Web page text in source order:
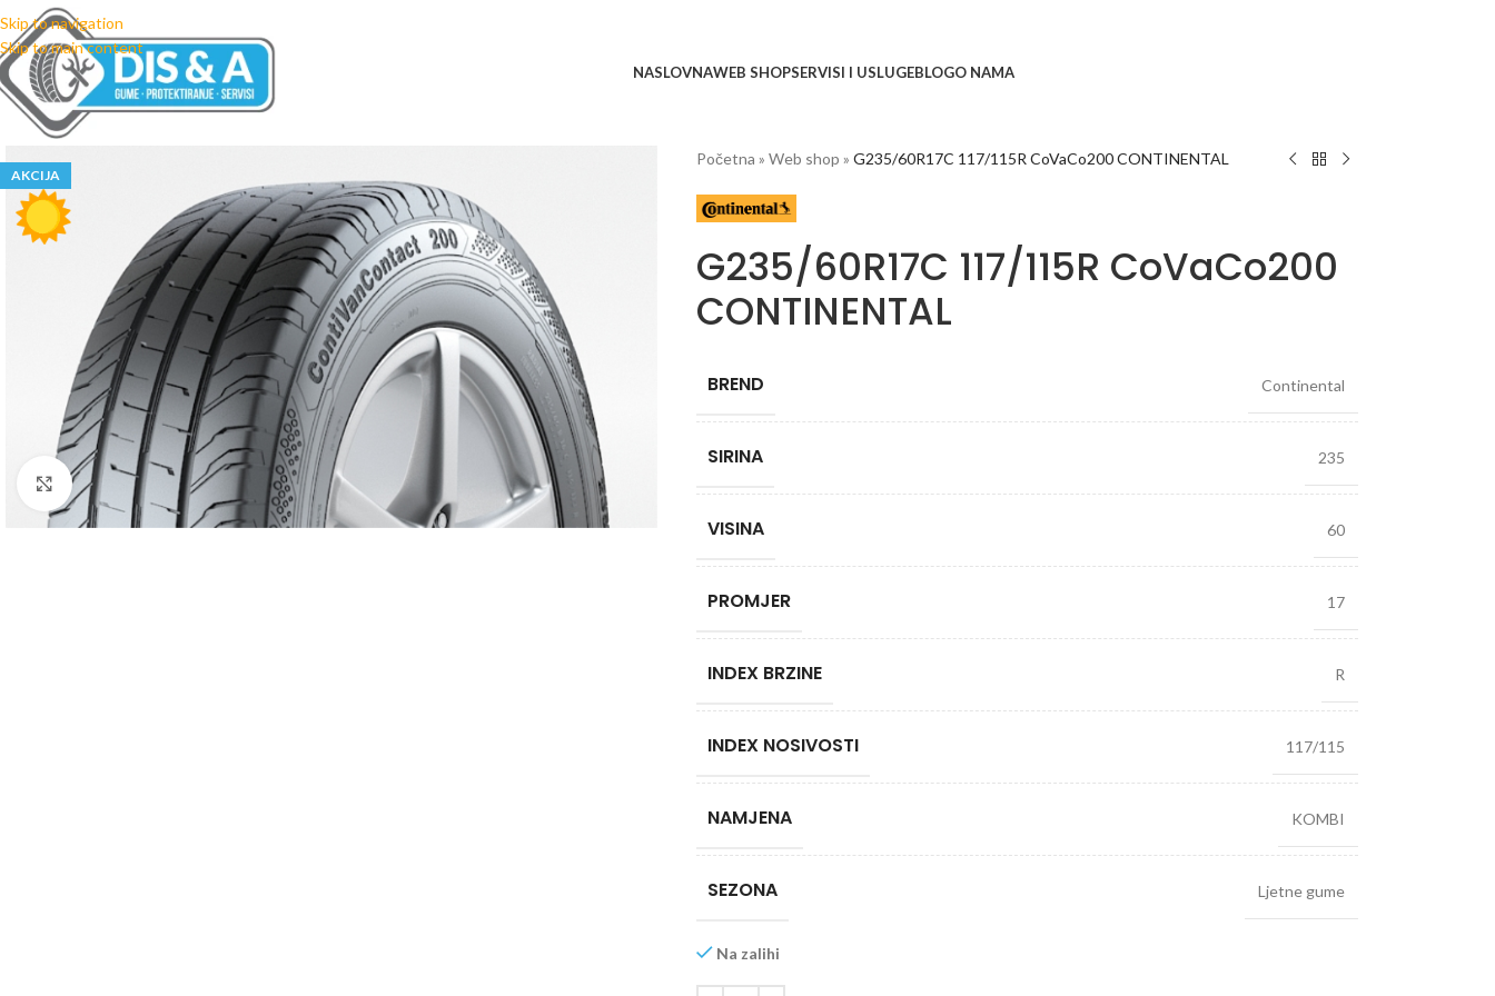
Skip to navigation
Skip to main content
NASLOVNAWEB SHOPSERVISI I USLUGEBLOGO NAMA
AKCIJA
Click to enlarge
Početna » Web shop » G235/60R17C 117/115R CoVaCo200 CONTINENTAL
G235/60R17C 117/115R CoVaCo200
CONTINENTAL
BREND Continental
SIRINA 235
VISINA 60
PROMJER 17
INDEX BRZINE R
INDEX NOSIVOSTI 117/115
NAMJENA KOMBI
SEZONA Ljetne gume
Na zalihi